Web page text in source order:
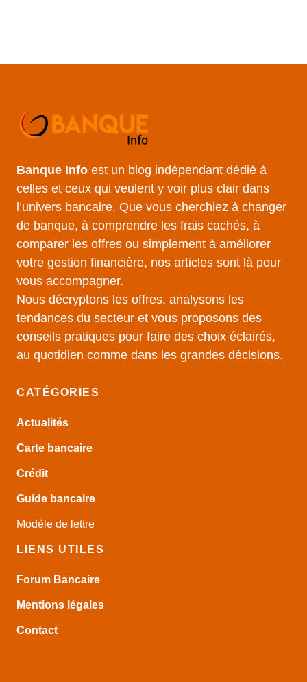
Banque Info est un blog indépendant dédié à
celles et ceux qui veulent y voir plus clair dans
l’univers bancaire. Que vous cherchiez à changer
de banque, à comprendre les frais cachés, à
comparer les offres ou simplement à améliorer
votre gestion financière, nos articles sont là pour
vous accompagner.
Nous décryptons les offres, analysons les
tendances du secteur et vous proposons des
conseils pratiques pour faire des choix éclairés,
au quotidien comme dans les grandes décisions.
CATÉGORIES
Actualités
Carte bancaire
Crédit
Guide bancaire
Modèle de lettre
LIENS UTILES
Forum Bancaire
Mentions légales
Contact